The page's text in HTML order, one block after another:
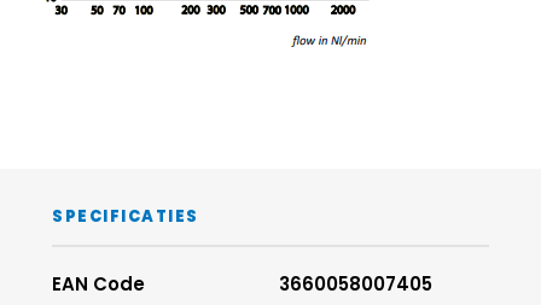
SPECIFICATIES
EAN Code
3660058007405